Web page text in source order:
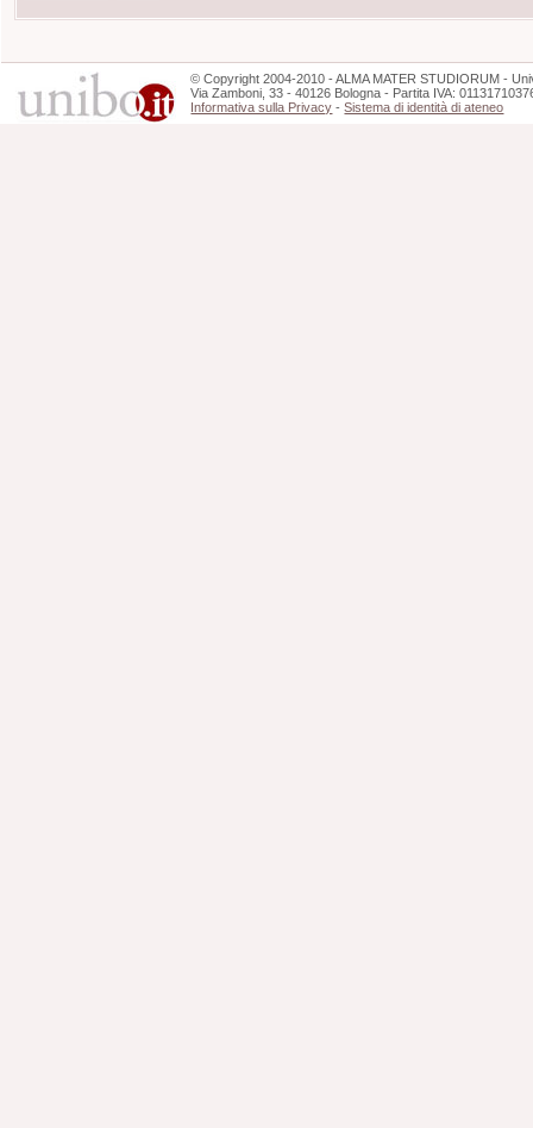
©Copyright 2004-2010 - ALMA MATER STUDIORUM -
Via Zamboni, 33 - 40126 Bologna - Partita IVA:
Informativa sulla Privacy -Sistema di identità di ateneo